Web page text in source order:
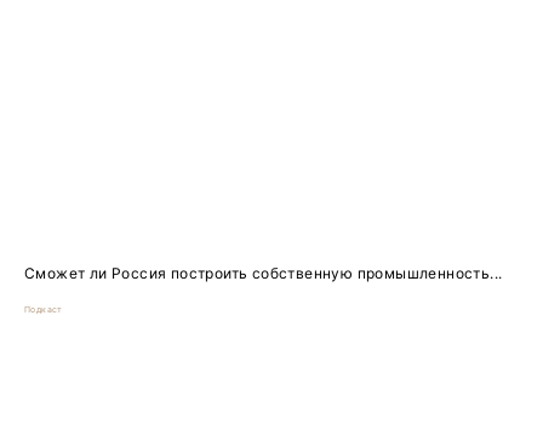
Сможет ли Россия построить собственную промышленность...
Подкаст